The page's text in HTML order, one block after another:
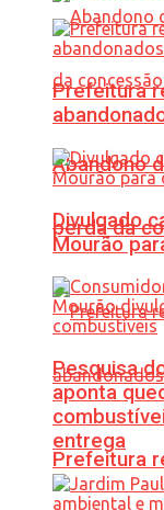
Abandono
perda da
Prefeitura
Prefeitura
Divulgado
Mourão
Pesquisa
aponta
entrega